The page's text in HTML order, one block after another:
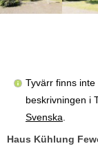
Tyvärr finns
beskrivningen i
Svenska
Haus Kühlung